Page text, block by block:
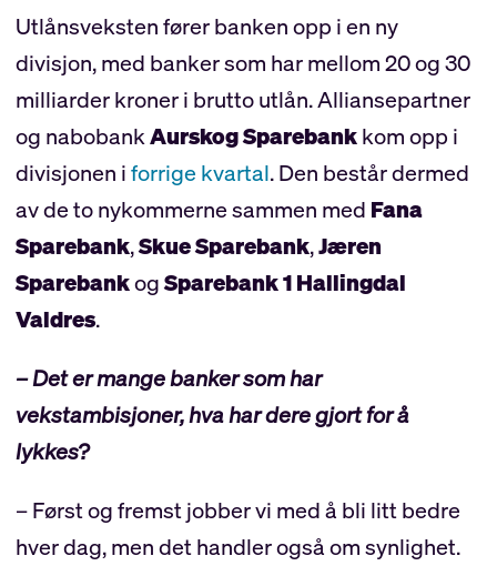
Utlånsveksten fører banken opp i en ny
divisjon, med banker som har mellom 20 og 30
milliarder kroner i brutto utlån. Alliansepartner
og nabobankAurskog Sparebankkom opp i
divisjonen iforrige kvartal. Den består dermed
av de to nykommerne sammen med Fana
Sparebank,Skue Sparebank,Jæren
SparebankogSparebank 1 Hallingdal
Valdres.
– Det er mange banker som har
vekstambisjoner, hva har dere gjort for å
lykkes?
– Først og fremst jobber vi med å bli litt bedre
hver dag, men det handler også om synlighet.